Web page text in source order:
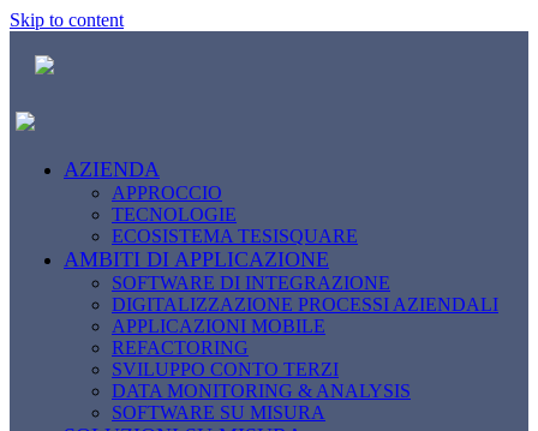
Skip to content
AZIENDA
APPROCCIO
TECNOLOGIE
ECOSISTEMA TESISQUARE
AMBITI DI APPLICAZIONE
SOFTWARE DI INTEGRAZIONE
DIGITALIZZAZIONE PROCESSI AZIENDALI
APPLICAZIONI MOBILE
REFACTORING
SVILUPPO CONTO TERZI
DATA MONITORING & ANALYSIS
SOFTWARE SU MISURA